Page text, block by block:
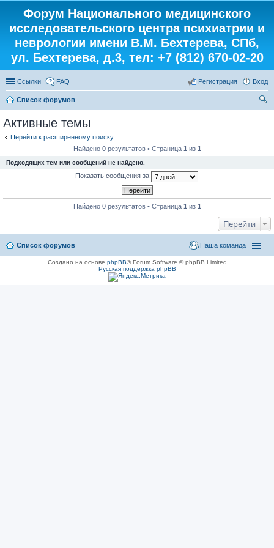
Форум Национального медицинского
исследовательского центра психиатрии и
неврологии имени В.М. Бехтерева, СПб,
ул. Бехтерева, д.3, тел: +7 (812) 670-02-20
Ссылки FAQ Вход
Регистрация
Список форумов
Активные темы
Перейти к расширенному поиску
Найдено 0 результатов • Страница 1 из 1
Подходящих тем или сообщений не найдено.
Показать сообщения за
Найдено 0 результатов • Страница 1 из 1
Перейти
Список форумов Наша команда
Создано на основе phpBB® Forum Software © phpBB Limited
Русская поддержка phpBB